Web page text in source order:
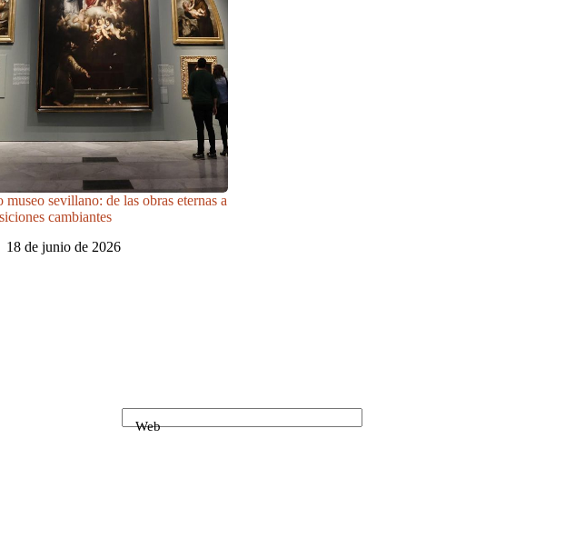
museo sevillano: de las obras eternas a
cambiantes
18 de junio de 2026
Web